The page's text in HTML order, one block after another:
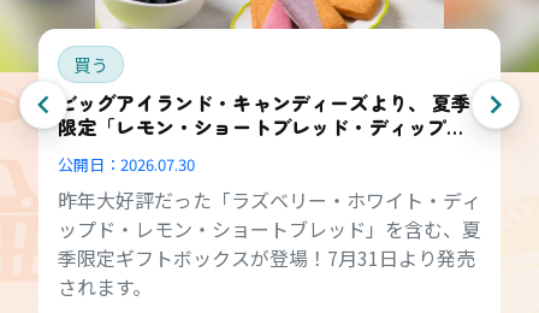
買う
ビッグアイランド・キャンディーズより、 夏季
限定「レモン・ショートブレッド・ディップ
公開日： 2026.07.30
昨年大好評だった「ラズベリー・ホワイト・ディ
ップド・レモン・ショートブレッド」を含む、夏
季限定ギフトボックスが登場！7月31日より発売
されます。